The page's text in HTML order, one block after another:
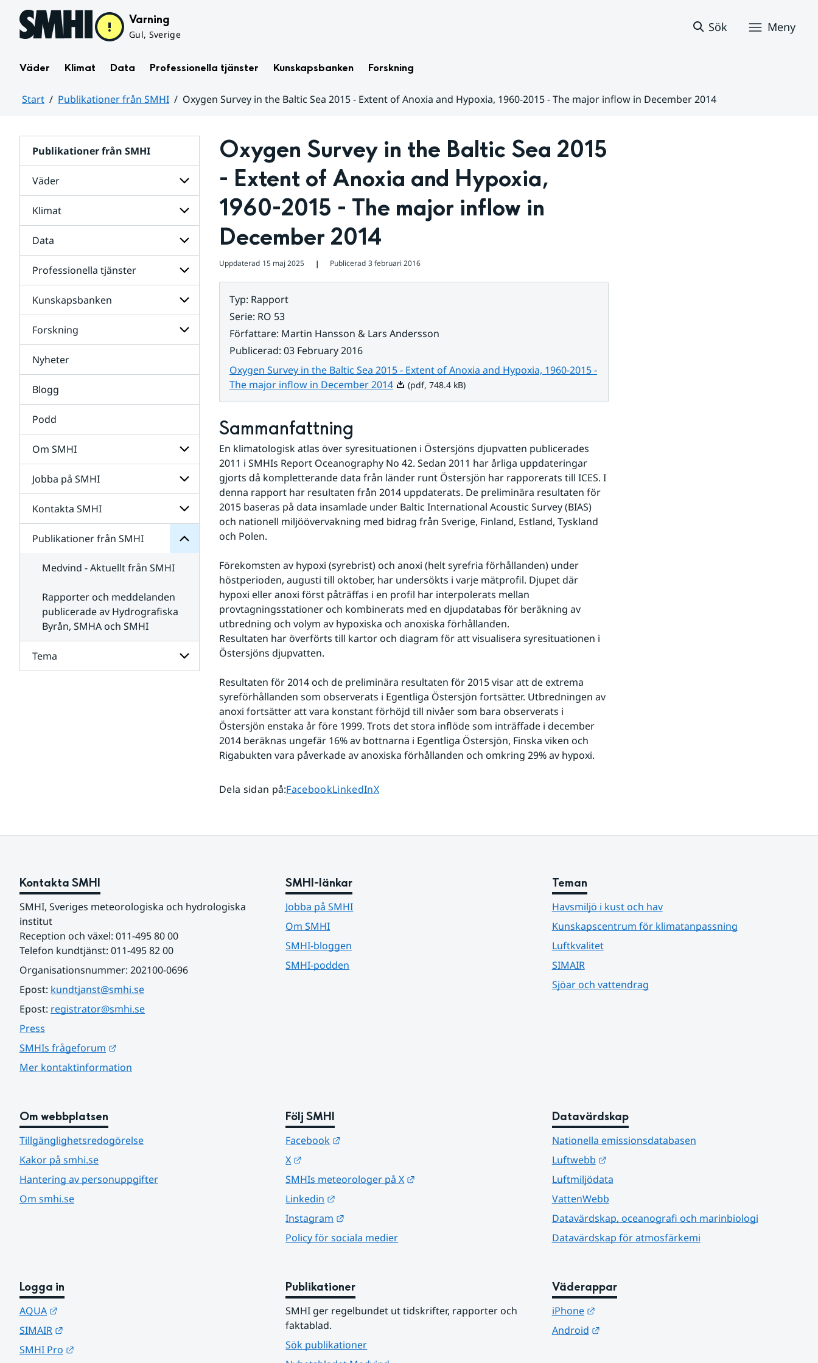
Hoppa till sidans innehåll Varning
Gul, Sverige
Sök Meny
Väder Klimat Data Professionella tjänster Kunskapsbanken Forskning
Start Publikationer från SMHI
Oxygen Survey in the Baltic Sea 2015 - Extent of Anoxia and Hypoxia, 1960-2015 - The major inflow in December 2014
Publikationer från SMHI
Väder
Undersidor
för
Väder
Klimat
Undersidor
för
Klimat
Data
Undersidor
för
Data
Professionella tjänster
Undersidor
för
Professionella
tjänster
Kunskapsbanken
Undersidor
för
Kunskapsbanken
Forskning
för
Nyheter
Blogg
Podd
Om SMHI
Undersidor
för
Om
SMHI
Jobba på SMHI
Undersidor
för
Jobba
på
Kontakta SMHI
Undersidor
Kontakta
SMHI
Publikationer från SMHI
Undersidor
för
Publikationer
från
SMHI
Medvind - Aktuellt från SMHI
Rapporter och meddelanden
publicerade av Hydrografiska
Byrån, SMHA och SMHI
Tema
Undersidor
Oxygen Survey in the Baltic Sea 2015
- Extent of Anoxia and Hypoxia,
1960-2015 - The major inflow in
December 2014
Uppdaterad 15 maj 2025 ❘ Publicerad 3 februari 2016
Typ: Rapport
Serie: RO 53
Författare: Martin Hansson & Lars Andersson
Publicerad: 03 February 2016
Oxygen Survey in the Baltic Sea 2015 - Extent of Anoxia and Hypoxia, 1960-2015 -
The major inflow in December 2014Pdf, 748.4 kB.
(pdf, 748.4 kB)
Sammanfattning
En klimatologisk atlas över syresituationen i Östersjöns djupvatten publicerades
2011 i SMHIs Report Oceanography No 42. Sedan 2011 har årliga uppdateringar
gjorts då kompletterande data från länder runt Östersjön har rapporerats till ICES. I
denna rapport har resultaten från 2014 uppdaterats. De preliminära resultaten för
2015 baseras på data insamlade under Baltic International Acoustic Survey (BIAS)
och nationell miljöövervakning med bidrag från Sverige, Finland, Estland, Tyskland
och Polen.
Förekomsten av hypoxi (syrebrist) och anoxi (helt syrefria förhållanden) under
höstperioden, augusti till oktober, har undersökts i varje mätprofil. Djupet där
hypoxi eller anoxi först påträffas i en profil har interpolerats mellan
provtagningsstationer och kombinerats med en djupdatabas för beräkning av
utbredning och volym av hypoxiska och anoxiska förhållanden.
Resultaten har överförts till kartor och diagram för att visualisera syresituationen i
Östersjöns djupvatten.
Resultaten för 2014 och de preliminära resultaten för 2015 visar att de extrema
syreförhållanden som observerats i Egentliga Östersjön fortsätter. Utbredningen av
anoxi fortsätter att vara konstant förhöjd till nivåer som bara observerats i
Östersjön enstaka år före 1999. Trots det stora inflöde som inträffade i december
2014 beräknas ungefär 16% av bottnarna i Egentliga Östersjön, Finska viken och
Rigabukten vara påverkade av anoxiska förhållanden och omkring 29% av hypoxi.
Dela sidan på:Dela sidan på
FacebookDela sidan på
LinkedInDela sidan på
X
Kontakta SMHI
SMHI, Sveriges meteorologiska och hydrologiska
institut
Reception och växel: 011-495 80 00
Telefon kundtjänst: 011-495 82 00
Organisationsnummer: 202100-0696
Epost: kundtjanst@smhi.se
Epost: registrator@smhi.se
Press
SMHIs frågeforum
Mer kontaktinformation
SMHI-länkar
Jobba på SMHI
Om SMHI
SMHI-bloggen
SMHI-podden
Teman
Havsmiljö i kust och hav
Kunskapscentrum för klimatanpassning
Luftkvalitet
SIMAIR
Sjöar och vattendrag
Om webbplatsen
Tillgänglighetsredogörelse
Kakor på smhi.se
Hantering av personuppgifter
Om smhi.se
Följ SMHI
Facebook
X
SMHIs meteorologer på X
Linkedin
Instagram
Policy för sociala medier
Datavärdskap
Nationella emissionsdatabasen
Luftwebb
Länk till annan webbplats.
Luftmiljödata
VattenWebb
Datavärdskap, oceanografi och marinbiologi
Datavärdskap för atmosfärkemi
Logga in
AQUA
SIMAIR
SMHI Pro
Publikationer
SMHI ger regelbundet ut tidskrifter, rapporter och
faktablad.
Sök publikationer
Väderappar
iPhone
Länk till annan webbplats.
Android
Länk till annan webbplats.